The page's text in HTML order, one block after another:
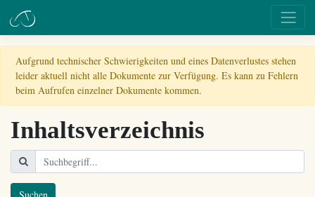
Aufgrund technischer Schwierigkeiten und eines Datenverlustes stehen
leider aktuell nicht alle Dokumente zur Verfügung. Es kann zu Fehlern
beim Aufrufen einzelner Dokumente kommen.
Inhaltsverzeichnis